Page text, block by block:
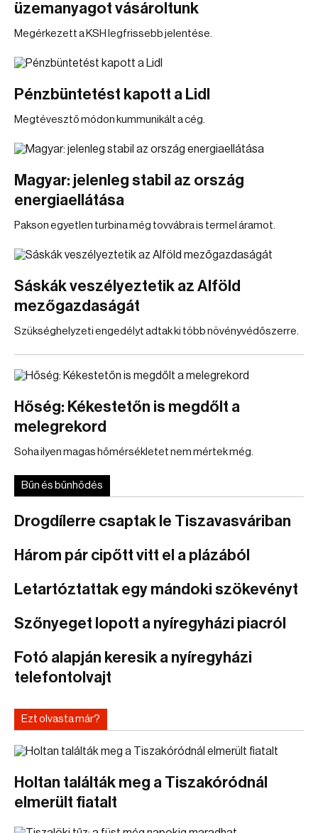
üzemanyagot vásároltunk
Megérkezett a KSH legfrissebb jelentése.
Pénzbüntetést kapott a Lidl
Megtévesztő módon kummunikált a cég.
Magyar: jelenleg stabil az ország
energiaellátása
Pakson egyetlen turbina még tovvábra is termel áramot.
Sáskák veszélyeztetik az Alföld
mezőgazdaságát
Szükséghelyzeti engedélyt adtak ki több növényvédőszerre.
Hőség: Kékestetőn is megdőlt a
melegrekord
Soha ilyen magas hőmérsékletet nem mértek még.
Bűn és bűnhődés
Drogdílerre csaptak le Tiszavasváriban
Három pár cipőtt vitt el a plázából
Letartóztattak egy mándoki szökevényt
Szőnyeget lopott a nyíregyházi piacról
Fotó alapján keresik a nyíregyházi
telefontolvajt
Ezt olvasta már?
Holtan találták meg a Tiszakóródnál
elmerült fiatalt